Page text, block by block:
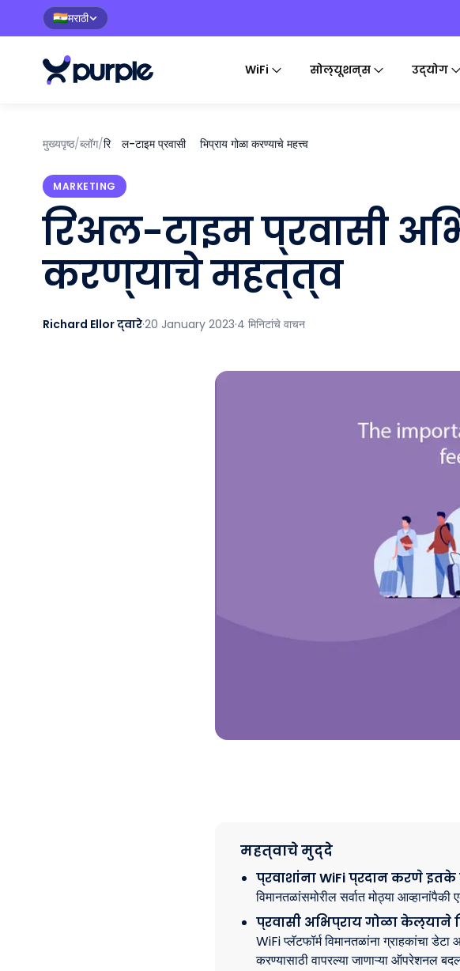
🇮🇳मराठी
WiFi सोल्यूशन्स उद्योग
मुख्यपृष्ठ/ब्लॉग/रिअल-टाइम प्रवासी अभिप्राय गोळा करण्याचे महत्त्व
MARKETING
रिअल-टाइम प्रवासी
करण्याचे महत्त्व
Richard Ellor द्वारे·20 January 2023·4 मिनिटांचे वाचन
महत्वाचे मुद्दे
प्रवाशांना WiFi प्रदान करणे
विमानतळांसमोरील सर्वात मोठ्या
प्रवासी अभिप्राय गोळा
WiFi प्लॅटफॉर्म विमानतळांना ग्राहकांचा
करण्यासाठी वापरल्या जाणाऱ्या ऑपरेशनल